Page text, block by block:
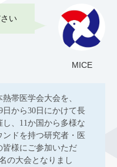
MICE
い
帯医学会大会を、
日から30日にかけて長
、11か国から多様な
ンドを持つ研究者・医
皆様にご参加いただ
の大会となりまし